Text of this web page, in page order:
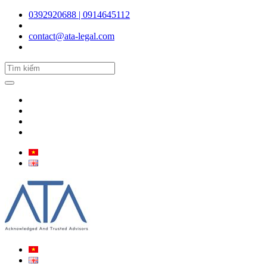
0392920688 | 0914645112
contact@ata-legal.com